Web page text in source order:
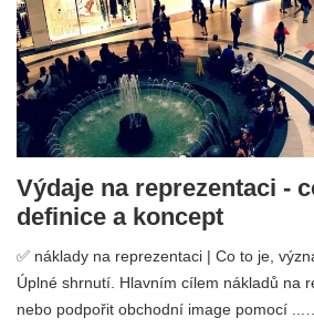
Výdaje na reprezentaci -
definice a koncept
✅ náklady na reprezentaci | Co to je,
Úplné shrnutí. Hlavním cílem nákladů na
nebo podpořit obchodní image pomocí